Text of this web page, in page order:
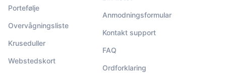
Portefølje
Overvågningsliste
Kruseduller
Webstedskort
Anmodningsformular
Kontakt support
FAQ
Ordforklaring